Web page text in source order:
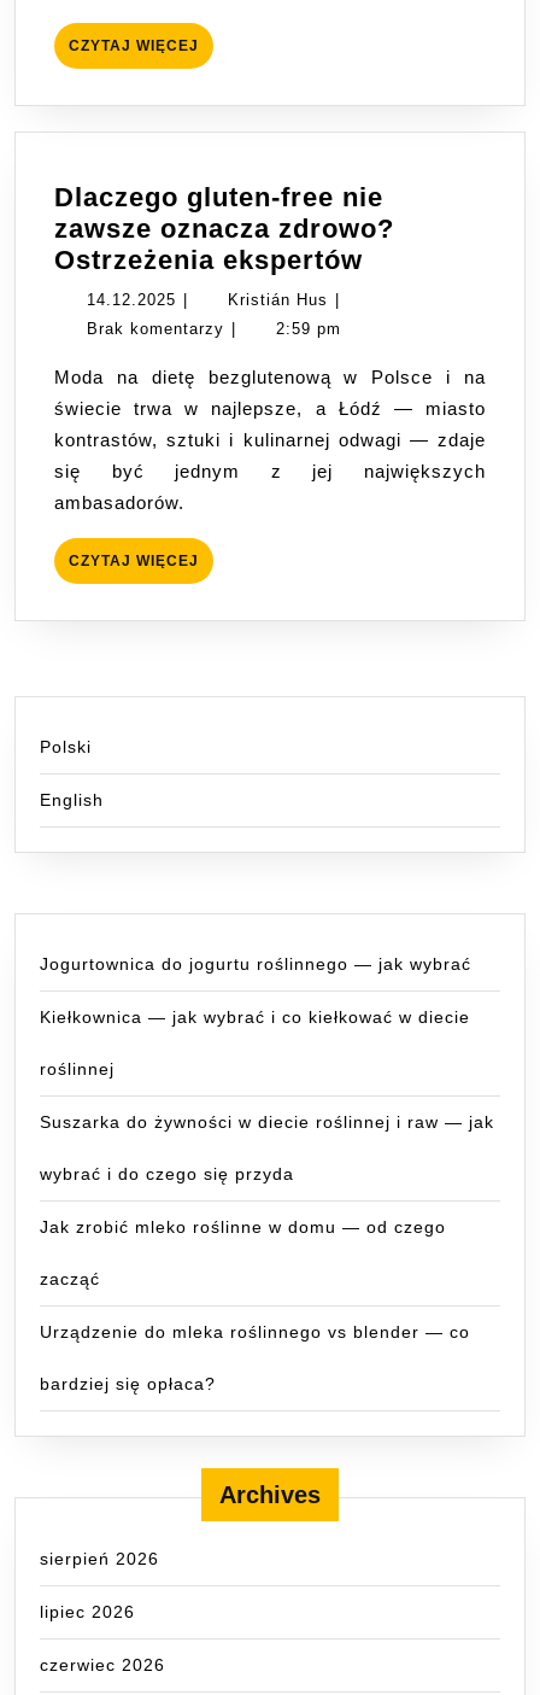
CZYTAJ WIĘCEJ CZYTAJ
WIĘCEJ
Dlaczego gluten-free nie
zawsze oznacza zdrowo?
Ostrzeżenia ekspertów
zawsze
oznacza
zdrowo?
Ostrzeżenia
14.12.2025 14.12.2025Kristián Hus Kristián
Hus
Brak komentarzy
2:59 pm
Moda na dietę bezglutenową w Polsce i na
świecie trwa w najlepsze, a Łódź — miasto
kontrastów, sztuki i kulinarnej odwagi — zdaje
się być jednym z jej największych
ambasadorów.
CZYTAJ WIĘCEJ CZYTAJ
WIĘCEJ
Polski
English
Jogurtownica do jogurtu roślinnego — jak wybrać
Kiełkownica — jak wybrać i co kiełkować w diecie
roślinnej
Suszarka do żywności w diecie roślinnej i raw — jak
wybrać i do czego się przyda
Jak zrobić mleko roślinne w domu — od czego
zacząć
Urządzenie do mleka roślinnego vs blender — co
bardziej się opłaca?
Archives
sierpień 2026
lipiec 2026
czerwiec 2026